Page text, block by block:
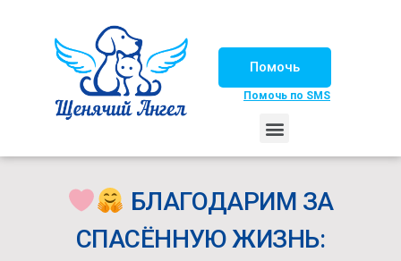
Помочь
Помочь по SMS
БЛАГОДАРИМ ЗА
СПАСЁННУЮ ЖИЗНЬ: